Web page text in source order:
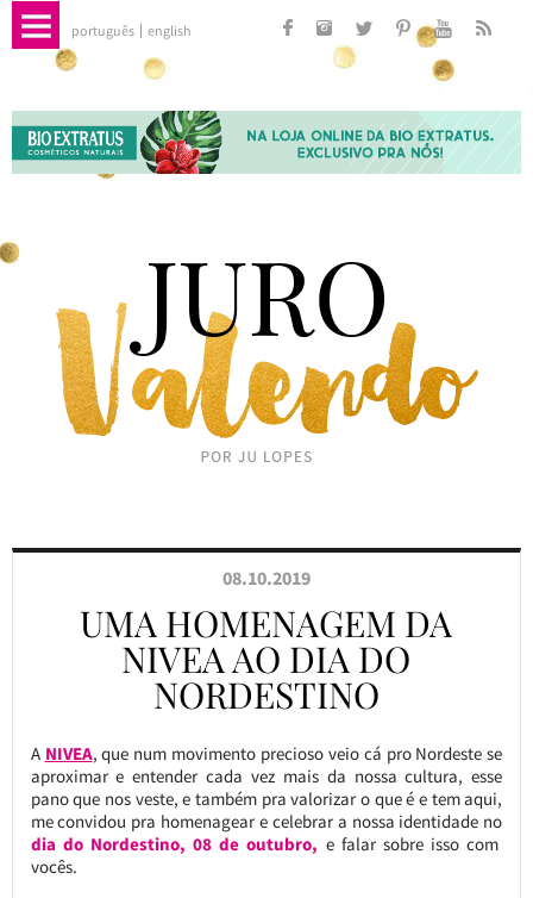
português english
08.10.2019
UMA HOMENAGEM DA
NIVEA AO DIA DO
NORDESTINO
A NIVEA, que num movimento precioso veio cá pro Nordeste se
aproximar e entender cada vez mais da nossa cultura, esse
pano que nos veste, e também pra valorizar o que é e tem aqui,
me convidou pra homenagear e celebrar a nossa identidade no
dia do Nordestino, 08 de outubro, e falar sobre isso com
vocês.